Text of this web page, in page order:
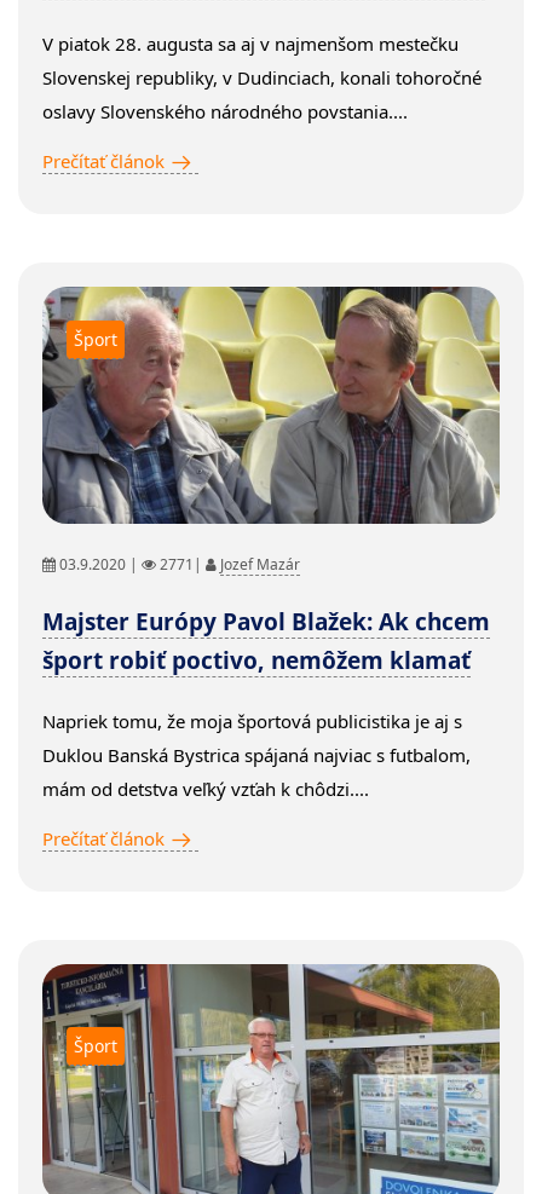
V piatok 28. augusta sa aj v najmenšom mestečku
Slovenskej republiky, v Dudinciach, konali tohoročné
oslavy Slovenského národného povstania....
Prečítať článok
Šport
03.9.2020 | 2771| Jozef Mazár
Majster Európy Pavol Blažek: Ak chcem
šport robiť poctivo, nemôžem klamať
Napriek tomu, že moja športová publicistika je aj s
Duklou Banská Bystrica spájaná najviac s futbalom,
mám od detstva veľký vzťah k chôdzi....
Prečítať článok
Šport